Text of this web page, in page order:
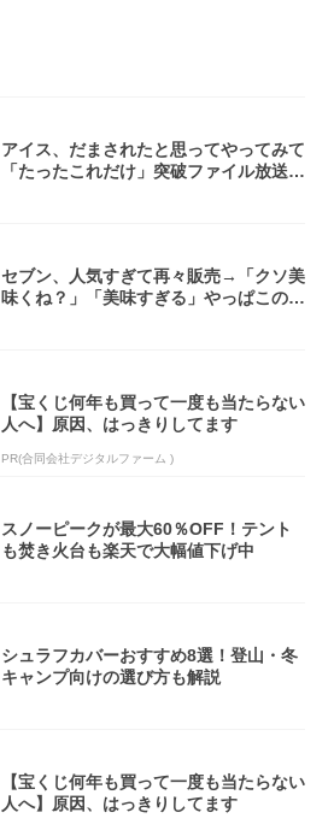
アイス、だまされたと思ってやってみて
「たったこれだけ」突破ファイル放送で
セブン、人気すぎて再々販売→「クソ美
味くね？」「美味すぎる」やっぱこのク
【宝くじ何年も買って一度も当たらない
人へ】原因、はっきりしてます
PR(合同会社デジタルファーム )
スノーピークが最大60％OFF！テント
も焚き火台も楽天で大幅値下げ中
シュラフカバーおすすめ8選！登山・冬
キャンプ向けの選び方も解説
【宝くじ何年も買って一度も当たらない
人へ】原因、はっきりしてます